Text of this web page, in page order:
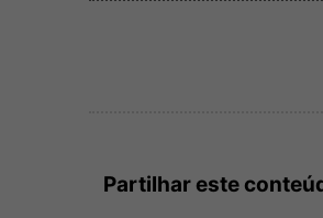
Partilhar este